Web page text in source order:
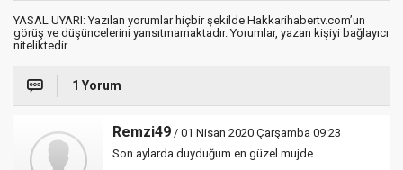
YASAL UYARI: Yazılan yorumlar hiçbir şekilde Hakkarihabertv.com’un
görüş ve düşüncelerini yansıtmamaktadır. Yorumlar, yazan kişiyi bağlayıcı
niteliktedir.
1 Yorum
Remzi49 / 01 Nisan 2020 Çarşamba 09:23
Son aylarda duyduğum en güzel mujde